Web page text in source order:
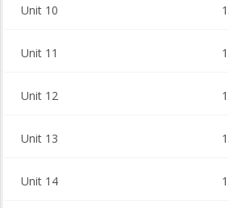
Unit 10
Unit 11
Unit 12
Unit 13
Unit 14